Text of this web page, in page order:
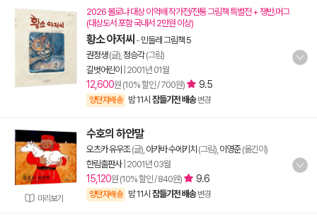
2026 볼로냐 대상 이억배 작가전/전통 그림책 특별전 + 쟁반.머그
(대상도서 포함 국내서 2만원 이상)
황소 아저씨 - 민들레 그림책 5
권정생(글), 정승각(그림)
길벗어린이
2001년 01월
12,600원 (10% 할인 / 700원) 9.5
양탄자배송 밤 11시 잠들기전 배송 변경
미리보기
수호의 하얀말
오츠카 유우조(글), 아카바 수에키치 (그림), 이영준(옮긴이)
한림출판사| 2001년 03월
15,120원 (10% 할인 / 840원) 9.6
양탄자배송 밤 11시 잠들기전 배송 변경